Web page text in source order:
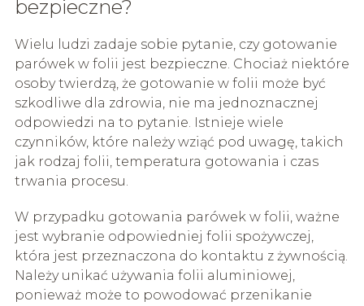
bezpieczne?
Wielu ludzi zadaje sobie pytanie, czy gotowanie
parówek w folii jest bezpieczne. Chociaż niektóre
osoby twierdzą, że gotowanie w folii może być
szkodliwe dla zdrowia, nie ma jednoznacznej
odpowiedzi na to pytanie. Istnieje wiele
czynników, które należy wziąć pod uwagę, takich
jak rodzaj folii, temperatura gotowania i czas
trwania procesu.
W przypadku gotowania parówek w folii, ważne
jest wybranie odpowiedniej folii spożywczej,
która jest przeznaczona do kontaktu z żywnością.
Należy unikać używania folii aluminiowej,
ponieważ może to powodować przenikanie